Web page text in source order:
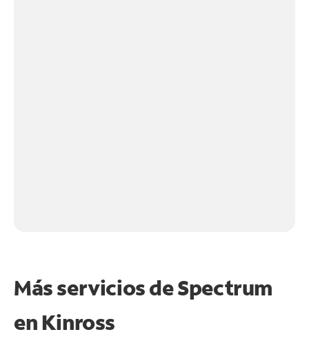
Más servicios de Spectrum
en Kinross